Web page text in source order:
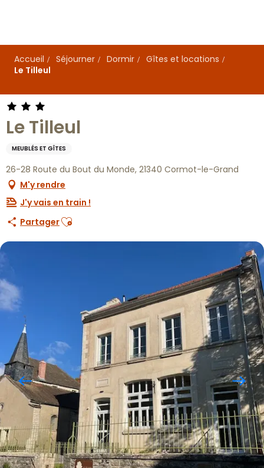
principal
Accueil
Séjourner Dormir
Gîtes et locations
Le Tilleul
Le Tilleul
MEUBLÉS ET GÎTES
26-28 Route du Bout du Monde, 21340 Cormot-le-Grand
M'y rendre
J'y vais en train !
PartagerAjouter aux favoris